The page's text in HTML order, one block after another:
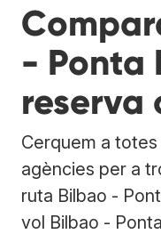
- Ponta
reserva
Cerquem a
agències per a
ruta Bilbao -
vol Bilbao -